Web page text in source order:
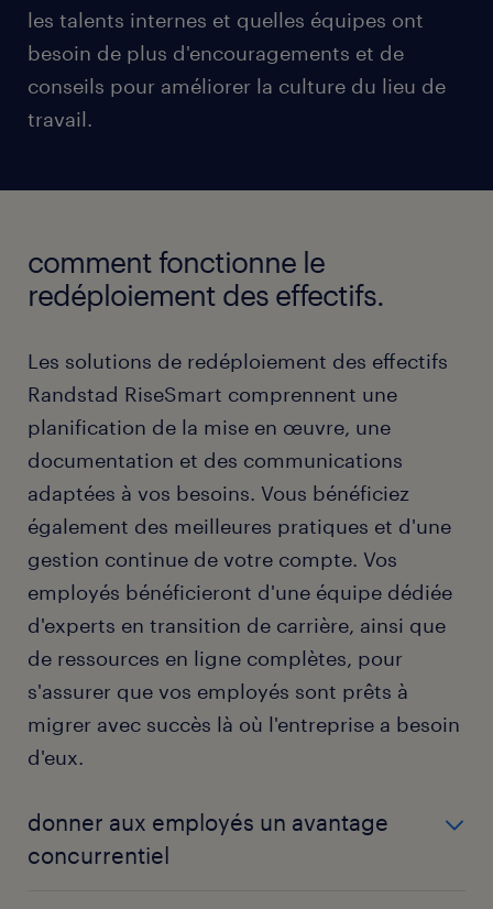
les talents internes et quelles équipes ont
besoin de plus d'encouragements et de
conseils pour améliorer la culture du lieu de
travail.
comment fonctionne le
redéploiement des effectifs.
Les solutions de redéploiement des effectifs
Randstad RiseSmart comprennent une
planification de la mise en œuvre, une
documentation et des communications
adaptées à vos besoins. Vous bénéficiez
également des meilleures pratiques et d'une
gestion continue de votre compte. Vos
employés bénéficieront d'une équipe dédiée
d'experts en transition de carrière, ainsi que
de ressources en ligne complètes, pour
s'assurer que vos employés sont prêts à
migrer avec succès là où l'entreprise a besoin
d'eux.
donner aux employés un avantage
concurrentiel